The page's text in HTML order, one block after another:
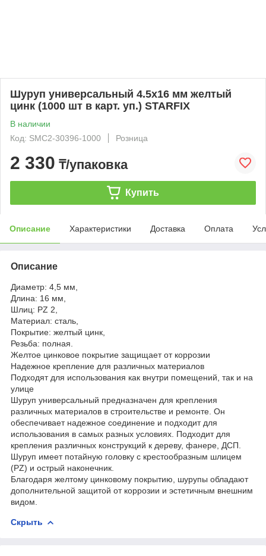
Шуруп универсальный 4.5х16 мм желтый
цинк (1000 шт в карт. уп.) STARFIX
В наличии
Код: SMC2-30396-1000
Розница
2 330 ₸/упаковка
Купить
Описание Характеристики Доставка Оплата
Описание
Диаметр: 4,5 мм,
Длина: 16 мм,
Шлиц: PZ 2,
Материал: сталь,
Покрытие: желтый цинк,
Резьба: полная.
Желтое цинковое покрытие защищает от коррозии
Надежное крепление для различных материалов
Подходят для использования как внутри помещений, так и на
улице
Шуруп универсальный предназначен для крепления
различных материалов в строительстве и ремонте. Он
обеспечивает надежное соединение и подходит для
использования в самых разных условиях. Подходит для
крепления различных конструкций к дереву, фанере, ДСП.
Шуруп имеет потайную головку с крестообразным шлицем
(PZ) и острый наконечник.
Благодаря желтому цинковому покрытию, шурупы обладают
дополнительной защитой от коррозии и эстетичным внешним
видом.
Скрыть